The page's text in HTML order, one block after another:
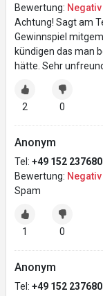
Bewertung: Negativ
Achtung! Sagt am
Gewinnspiel
kündigen das man
hätte. Sehr
2 0
Anonym
Tel: +49 152
Bewertung: Negativ
Spam
1 0
Anonym
Tel: +49 152